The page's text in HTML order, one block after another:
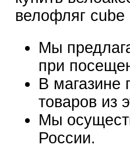
велофляг
Мы
при
В магазине
товаров из
Мы
России.